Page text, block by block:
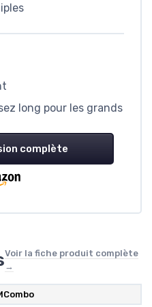
long pour les grands
complète
Voir la fiche produit complète
→